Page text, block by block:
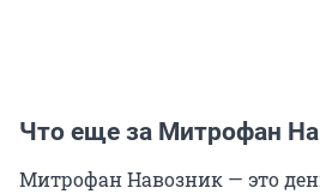
Что еще за Митрофан
Митрофан Навозник — это